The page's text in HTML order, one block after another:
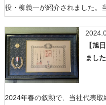
役・柳義一が紹介されました。
【旭
ました
2024年春の叙勲で、当社代表